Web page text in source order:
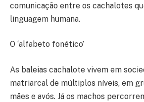
comunicação entre os cachalotes
linguagem humana.
O ‘alfabeto fonético’
As baleias cachalote vivem em
matriarcal de múltiplos níveis, em
mães e avós. Já os machos